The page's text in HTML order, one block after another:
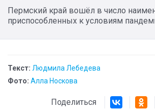
Пермский край вошёл в число
приспособленных к условиям
Текст: Людмила Лебедева
Фото: Алла Носкова
Поделиться